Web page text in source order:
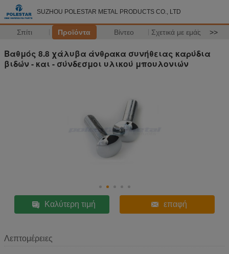
SUZHOU POLESTAR METAL PRODUCTS CO., LTD
Σπίτι Προϊόντα Βίντεο Σχετικά με εμάς >>
Βαθμός 8.8 χάλυβα άνθρακα συνήθειας καρύδια
βιδών - και - σύνδεσμοι υλικού μπουλονιών
Καλύτερη τιμή επαφή
Λεπτομέρειες